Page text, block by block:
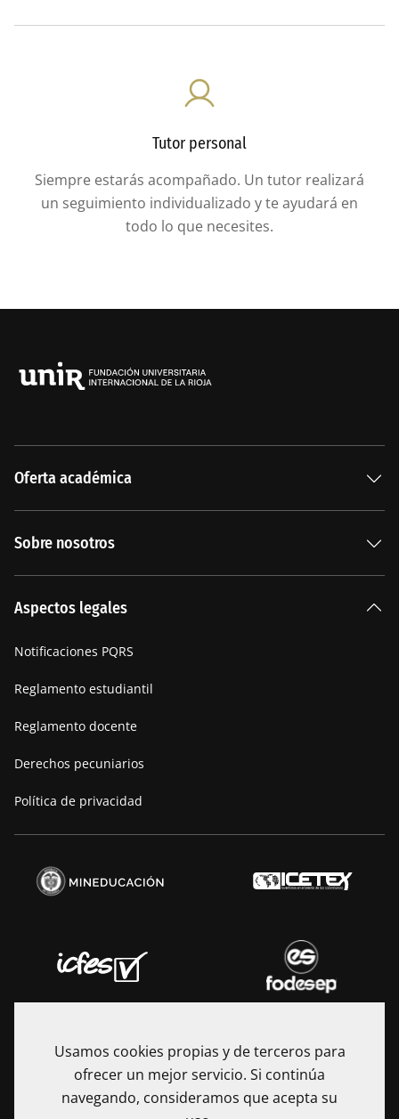
Tutor personal
Siempre estarás acompañado. Un tutor realizará
un seguimiento individualizado y te ayudará en
todo lo que necesites.
Oferta académica
Sobre nosotros
Manifiesto
Aspectos legales
Notificaciones PQRS
Reglamento estudiantil
Reglamento docente
Derechos pecuniarios
Política de privacidad
Usamos cookies propias y de terceros para
ofrecer un mejor servicio. Si continúa
navegando, consideramos que acepta su